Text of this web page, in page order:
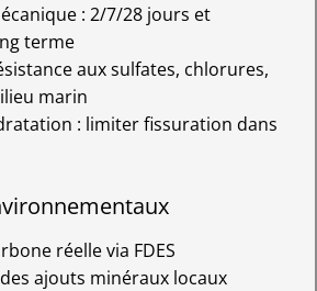
: 2/7/28 jours et
terme
aux sulfates, chlorures,
marin
: limiter fissuration dans
réelle via FDES
ajouts minéraux locaux